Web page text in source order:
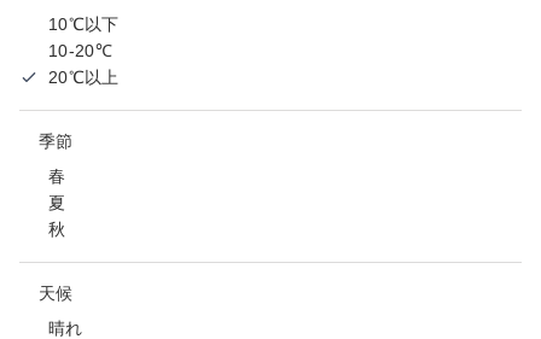
10℃以下
10-20℃
20℃以上
季節
春
夏
秋
天候
晴れ